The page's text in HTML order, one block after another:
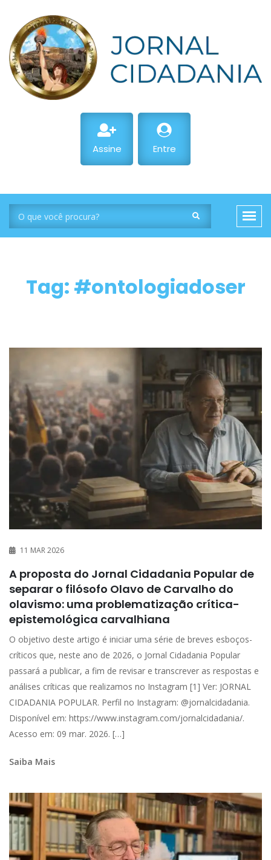
Assine Entre
Tag: #ontologiadoser
11 MAR 2026
A proposta do Jornal Cidadania Popular de
separar o filósofo Olavo de Carvalho do
olavismo: uma problematização crítica-
epistemológica carvalhiana
O objetivo deste artigo é iniciar uma série de breves esboços-
críticos que, neste ano de 2026, o Jornal Cidadania Popular
passará a publicar, a fim de revisar e transcrever as respostas e
análises críticas que realizamos no Instagram [1] Ver: JORNAL
CIDADANIA POPULAR. Perfil no Instagram: @jornalcidadania.
Disponível em: https://www.instagram.com/jornalcidadania/.
Acesso em: 09 mar. 2026. […]
Saiba Mais